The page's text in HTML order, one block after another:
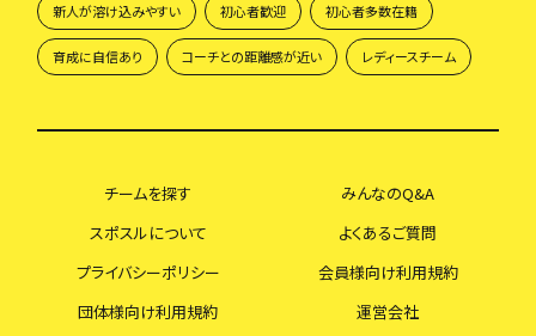
新人が溶け込みやすい 初心者歓迎 初心者多数在籍
育成に自信あり コーチとの距離感が近い レディースチーム
チームを探す
みんなのQ&A
スポスルについて
よくあるご質問
プライバシーポリシー
会員様向け利用規約
団体様向け利用規約
運営会社